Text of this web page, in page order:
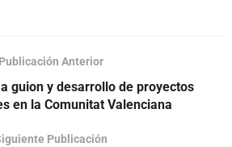
Publicación Anterior
guion y desarrollo de proyectos
en la Comunitat Valenciana
Publicación